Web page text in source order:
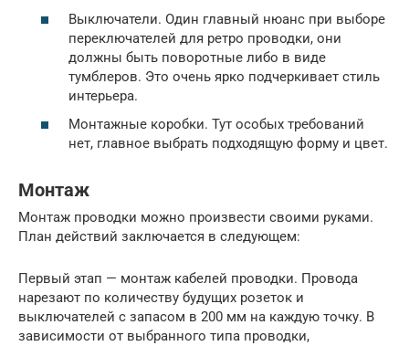
Выключатели. Один главный нюанс при выборе
переключателей для ретро проводки, они
должны быть поворотные либо в виде
тумблеров. Это очень ярко подчеркивает стиль
интерьера.
Монтажные коробки. Тут особых требований
нет, главное выбрать подходящую форму и цвет.
Монтаж
Монтаж проводки можно произвести своими руками.
План действий заключается в следующем:
Первый этап — монтаж кабелей проводки. Провода
нарезают по количеству будущих розеток и
выключателей с запасом в 200 мм на каждую точку. В
зависимости от выбранного типа проводки,